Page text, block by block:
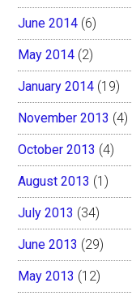
June 2014 (6)
May 2014 (2)
January 2014 (19)
November 2013 (4)
October 2013 (4)
August 2013 (1)
July 2013 (34)
June 2013 (29)
May 2013 (12)